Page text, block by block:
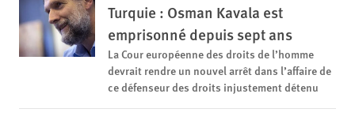
Turquie : Osman Kavala est
emprisonné depuis sept ans
La Cour européenne des droits de l’homme
devrait rendre un nouvel arrêt dans l’affaire de
ce défenseur des droits injustement détenu